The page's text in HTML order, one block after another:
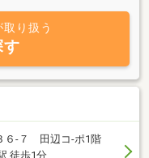
には住空間を分譲住宅並
い賃貸住宅」がテーマで
おります。ぜひ一度お立
り扱う
す
６‐７ 田辺コ‐ポ1階
徒歩1分